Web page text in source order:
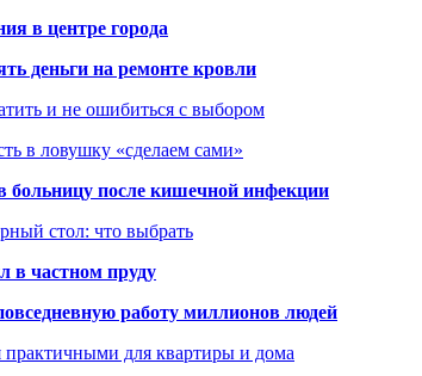
в центре города
деньги на ремонте кровли
и не ошибиться с выбором
в ловушку «сделаем сами»
больницу после кишечной инфекции
стол: что выбрать
в частном пруду
работу миллионов людей
практичными для квартиры и дома